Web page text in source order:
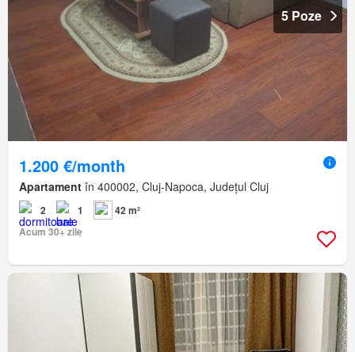
5 Poze
1.200 €/month
Apartament în 400002, Cluj-Napoca, Județul Cluj
2 1
42 m²
Acum 30+ zile